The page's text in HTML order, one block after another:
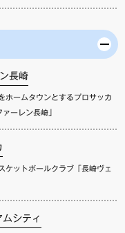
長崎
ホームタウンとするプロサッカ
ーレン長崎」
ケットボールクラブ「長崎ヴェ
シティ